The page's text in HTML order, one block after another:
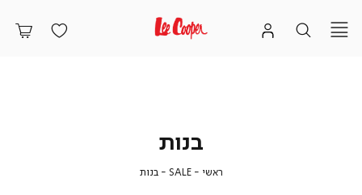
בנות
ראשי ראשי
SALE
SALE
בנותבנות